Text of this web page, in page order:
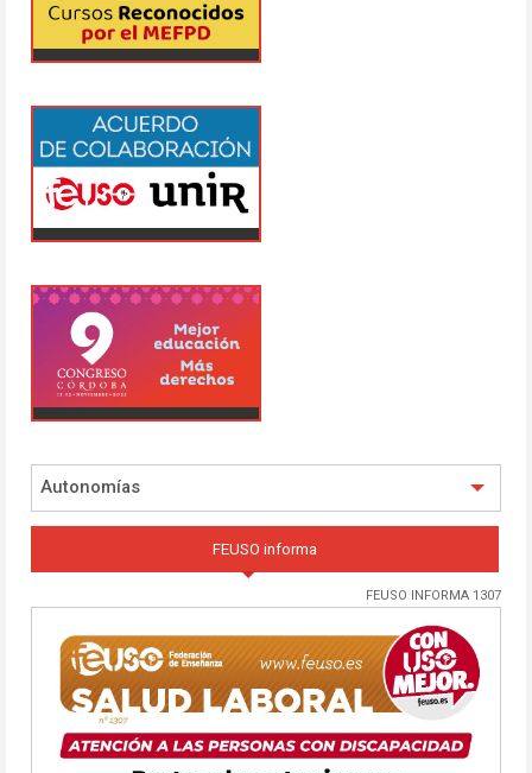
Autonomías
FEUSO informa
FEUSO INFORMA 1307